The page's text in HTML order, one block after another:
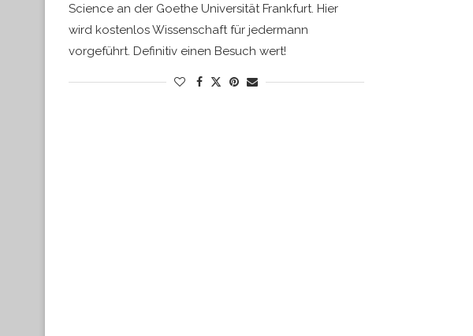
Science an der Goethe Universität Frankfurt. Hier
wird kostenlos Wissenschaft für jedermann
vorgeführt. Definitiv einen Besuch wert!